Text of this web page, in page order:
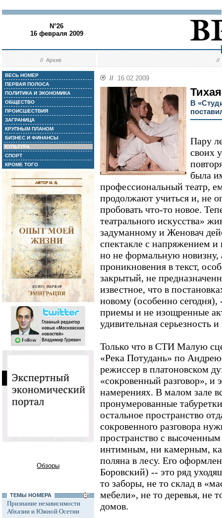
N°26
16 февраля 2009
//Архив //
ВЕСЬ НОМЕР
ПЕРВАЯ ПОЛОСА
ПОЛИТИКА И ЭКОНОМИКА
ОБЩЕСТВО
ПРОИСШЕСТВИЯ
ЗАГРАНИЦА
КРУПНЫМ ПЛАНОМ
БИЗНЕС И ФИНАНСЫ
КУЛЬТУРА
СПОРТ
КРОМЕ ТОГО
Обзоры
ТЕМЫ НОМЕРА
Признание независимости
Абхазии и Южной Осетии
// 16.02.2009
В
Пару
своих
была
профессиональный театр,
продолжают учиться и, не
пробовать что-то новое.
театрального искусства»
задуманному и Женовач
спектакле с напряжением
но не формальную
проникновения в текст,
закрытый, не
известное, что в
новому (особенно сегодня),
приемы и не изощренные
удивительная серьезность
Только что в СТИ Малую
«Река Потудань» по
режиссер в платоновском
«сокровенный разговор», и
намерениях. В малом зале
пронумерованные
остальное пространство
сокровенного разговора
пространство с
интимным, ни камерным,
поляна в лесу. Его
Боровский) -- это ряд
то заборы, не то склад в
мебели», не то деревья, не
домов.